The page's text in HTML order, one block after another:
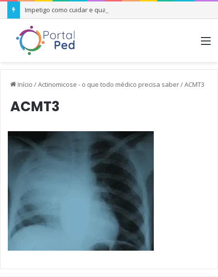
Impetigo como cuidar e quando se preocupar
Início /Actinomicose - o que todo médico precisa saber/ACMT3
ACMT3